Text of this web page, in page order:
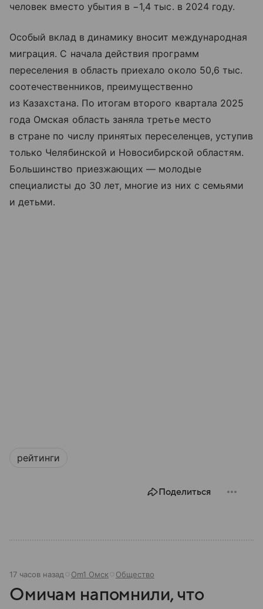
человек вместо убытия в −1,4 тыс. в 2024 году.
Особый вклад в динамику вносит международная
миграция. С начала действия программ
переселения в область приехало около 50,6 тыс.
соотечественников, преимущественно
из Казахстана. По итогам второго квартала 2025
года Омская область заняла третье место
в стране по числу принятых переселенцев, уступив
только Челябинской и Новосибирской областям.
Большинство приезжающих — молодые
специалисты до 30 лет, многие из них с семьями
и детьми.
рейтинги
Поделиться
17 часов назад Om1 Омск Общество
Омичам напомнили, что